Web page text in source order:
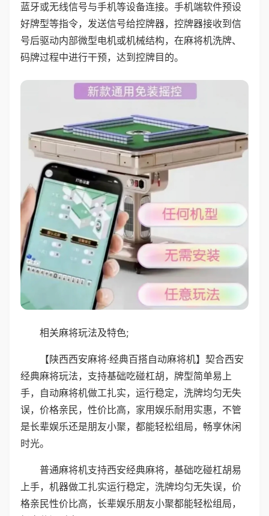
蓝牙或无线信号与手机等设备连接。手机端软件预设
好牌型等指令，发送信号给控牌器，控牌器接收到信
号后驱动内部微型电机或机械结构，在麻将机洗牌、
码牌过程中进行干预，达到控牌目的。
相关麻将玩法及特色;
【陕西西安麻将·经典百搭自动麻将机】契合西安
经典麻将玩法，支持基础吃碰杠胡，牌型简单易上
手，自动麻将机做工扎实，运行稳定，洗牌均匀无失
误，价格亲民，性价比高，家用娱乐耐用实惠，不管
是长辈娱乐还是朋友小聚，都能轻松组局，畅享休闲
时光。
普通麻将机支持西安经典麻将，基础吃碰杠胡易
上手，机器做工扎实运行稳定，洗牌均匀无失误，价
格亲民性价比高，长辈娱乐朋友小聚都能轻松组局，